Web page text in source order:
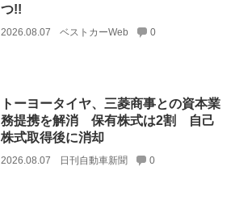
つ!!
2026.08.07 ベストカーWeb 0
トーヨータイヤ、三菱商事との資本業
務提携を解消 保有株式は2割 自己
株式取得後に消却
2026.08.07 日刊自動車新聞 0